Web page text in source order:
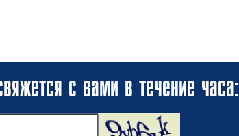
с вами в течение часа: